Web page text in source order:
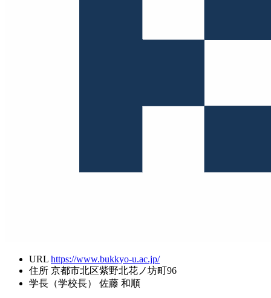
URL https://www.bukkyo-u.ac.jp/
住所 京都市北区紫野北花ノ坊町96
学長（学校長）
佐藤 和順